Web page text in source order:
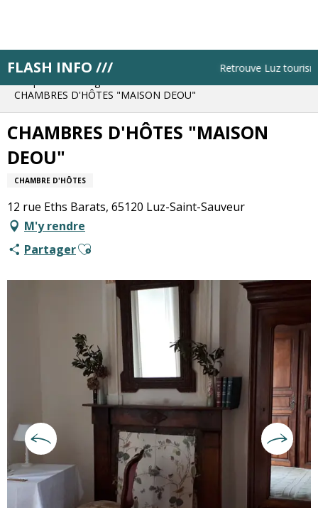
principal
FLASH INFO /// Retrouve Luz
Accueil
Résa pas à pas
CHAMBRES D'HÔTES "MAISON DEOU"
CHAMBRES D'HÔTES "MAISON
DEOU"
CHAMBRE D'HÔTES
12 rue Eths Barats, 65120 Luz-Saint-Sauveur
M'y rendre
PartagerAjouter aux favoris